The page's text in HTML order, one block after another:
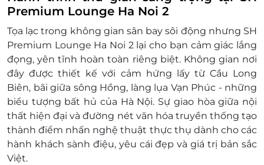
Dịch vụ không bao gồm: Chi phí cá nhân và các
chi phí phát sinh khác
Chính sách phụ thu trẻ em:
Miễn phí tối đa cho 02 trẻ em dưới 5 tuổi đi
kèm cùng mỗi người lớn sử dụng dịch vụ
Phòng khách.
Trẻ em dưới 5 tuổi thứ ba trở đi và Trẻ em từ
5 tuổi đến 12 tuổi mức phí bằng 50% đơn giá
niêm yết/trẻ em.
Hành khách trên 12 tuổi được tính như quy
định đối với người lớn.
Premium Lounge Ha Noi 2
Tọa lạc trong không gian sân bay sôi động nhưng SH
Premium Lounge Ha Noi 2 lại cho bạn cảm giác lắng
đọng, yên tĩnh hoàn toàn riêng biệt. Không gian nơi
đây được thiết kế với cảm hứng lấy từ Cầu Long
Biên, bãi giữa sông Hồng, làng lụa Vạn Phúc - những
biểu tượng bất hủ của Hà Nội. Sự giao hòa giữa nội
thất hiện đại và đường nét văn hóa truyền thống tạo
thành điểm nhấn nghệ thuật thực thụ dành cho các
hành khách sành điệu, yêu cái đẹp và giá trị bản sắc
Việt.